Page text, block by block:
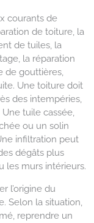
courants de
de toiture, la
de tuiles, la
la réparation
de gouttières,
Une toiture doit
des intempéries,
tuile cassée,
ou un solin
infiltration peut
dégâts plus
les murs intérieurs.
l’origine du
Selon la situation,
reprendre un